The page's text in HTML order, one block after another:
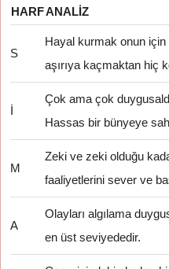
HARFANALIZ
S
Hayal kurmak onun
aşırıya kaçmaktan hiç
İ
Çok ama çok
Hassas bir bünyeye
M
Zeki ve zeki olduğu
faaliyetlerini sever ve
A
Olayları algılama
en üst seviyededir.